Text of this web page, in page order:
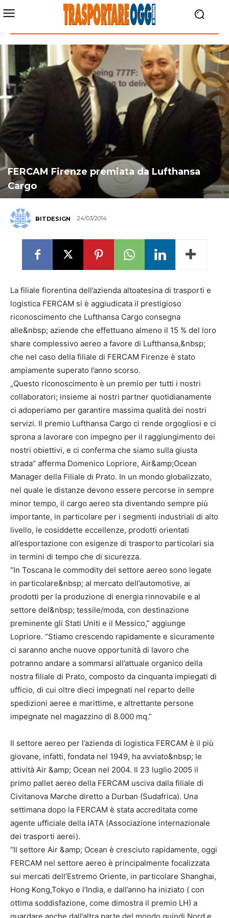
FERCAM Firenze premiata da Lufthansa
Cargo
BITDESIGN 24/03/2014
La filiale fiorentina dell’azienda altoatesina di trasporti e
logistica FERCAM si è aggiudicata il prestigioso
riconoscimento che Lufthansa Cargo consegna
alle&nbsp; aziende che effettuano almeno il 15 % del loro
share complessivo aereo a favore di Lufthansa,&nbsp;
che nel caso della filiale di FERCAM Firenze è stato
ampiamente superato l’anno scorso.
„Questo riconoscimento è un premio per tutti i nostri
collaboratori; insieme ai nostri partner quotidianamente
ci adoperiamo per garantire massima qualità dei nostri
servizi. Il premio Lufthansa Cargo ci rende orgogliosi e ci
sprona a lavorare con impegno per il raggiungimento dei
nostri obiettivi, e ci conferma che siamo sulla giusta
strada” afferma Domenico Lopriore, Air&amp;Ocean
Manager della Filiale di Prato. In un mondo globalizzato,
nel quale le distanze devono essere percorse in sempre
minor tempo, il cargo aereo sta diventando sempre più
importante, in particolare per i segmenti industriali di alto
livello, le cosiddette eccellenze, prodotti orientati
all’esportazione con esigenze di trasporto particolari sia
in termini di tempo che di sicurezza.
“In Toscana le commodity del settore aereo sono legate
in particolare&nbsp; al mercato dell’automotive, ai
prodotti per la produzione di energia rinnovabile e al
settore del&nbsp; tessile/moda, con destinazione
preminente gli Stati Uniti e il Messico,” aggiunge
Lopriore. “Stiamo crescendo rapidamente e sicuramente
ci saranno anche nuove opportunità di lavoro che
potranno andare a sommarsi all’attuale organico della
nostra filiale di Prato, composto da cinquanta impiegati di
ufficio, di cui oltre dieci impegnati nel reparto delle
spedizioni aeree e marittime, e altrettante persone
impegnate nel magazzino di 8.000 mq.”
Il settore aereo per l’azienda di logistica FERCAM è il più
giovane, infatti, fondata nel 1949, ha avviato&nbsp; le
attività Air &amp; Ocean nel 2004. Il 23 luglio 2005 il
primo pallet aereo della FERCAM usciva dalla filiale di
Civitanova Marche diretto a Durban (Sudafrica). Una
settimana dopo la FERCAM è stata accreditata come
agente ufficiale della IATA (Associazione internazionale
dei trasporti aerei).
“Il settore Air &amp; Ocean è cresciuto rapidamente, oggi
FERCAM nel settore aereo è principalmente focalizzata
sui mercati dell’Estremo Oriente, in particolare Shanghai,
Hong Kong,Tokyo e l’India, e dall’anno ha iniziato ( con
ottima soddisfazione, come dimostra il premio LH) a